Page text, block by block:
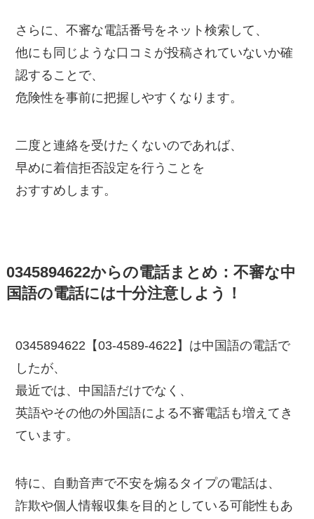
さらに、不審な電話番号をネット検索して、
他にも同じような口コミが投稿されていないか確
認することで、
危険性を事前に把握しやすくなります。
二度と連絡を受けたくないのであれば、
早めに着信拒否設定を行うことを
おすすめします。
0345894622からの電話まとめ：不審な中
国語の電話には十分注意しよう！
0345894622【03-4589-4622】は中国語の電話で
したが、
最近では、中国語だけでなく、
英語やその他の外国語による不審電話も増えてき
ています。
特に、自動音声で不安を煽るタイプの電話は、
詐欺や個人情報収集を目的としている可能性もあ